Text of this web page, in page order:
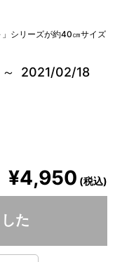
シリーズが約40㎝サイズ
2021/02/18
¥4,950 (税込)
た